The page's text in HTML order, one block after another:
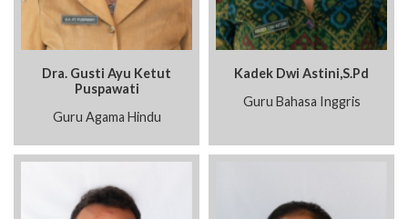
Dra. Gusti Ayu Ketut
Puspawati
Guru Agama Hindu
Kadek Dwi Astini,S.Pd
Guru Bahasa Inggris